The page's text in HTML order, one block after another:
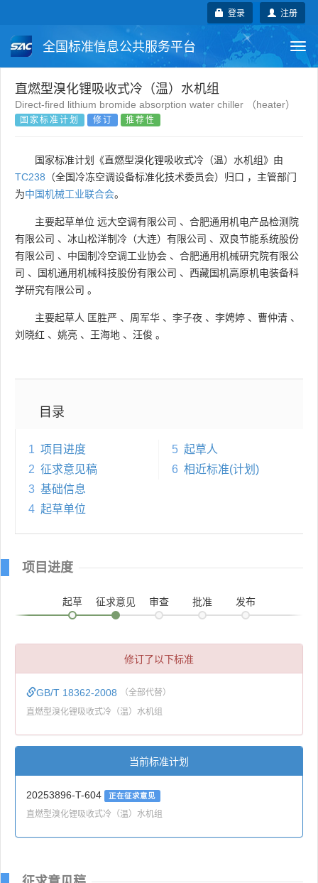
注册
登录
全国标准信息公共服务平台
国家标准 行业标准
团体标准 企业标准
国外标准 技术委员会
直燃型溴化锂吸收式冷（温）水机组
Direct-fired lithium bromide absorption water chiller （heater）
国家标准计划 修订 推荐性
国家标准计划《直燃型溴化锂吸收式冷（温）水机组》由
TC238 （全国冷冻空调设备标准化技术委员会）归口 ，主管部门
为中国机械工业联合会。
主要起草单位 远大空调有限公司 、 合肥通用机电产品检测院
有限公司 、 冰山松洋制冷（大连）有限公司 、 双良节能系统股份
有限公司 、 中国制冷空调工业协会 、 合肥通用机械研究院有限公
司 、 国机通用机械科技股份有限公司 、 西藏国机高原机电装备科
学研究有限公司 。
主要起草人 匡胜严 、 周军华 、 李子夜 、 李娉婷 、 曹仲清 、
刘晓红 、 姚亮 、 王海地 、 汪俊 。
目录
1 项目进度
2 征求意见稿
3 基础信息
4 起草单位
5 起草人
6 相近标准(计划)
项目进度
起草 征求意见 审查 批准 发布
修订了以下标准
GB/T 18362-2008 （全部代替）
直燃型溴化锂吸收式冷（温）水机组
当前标准计划
20253896-T-604 正在征求意见
直燃型溴化锂吸收式冷（温）水机组